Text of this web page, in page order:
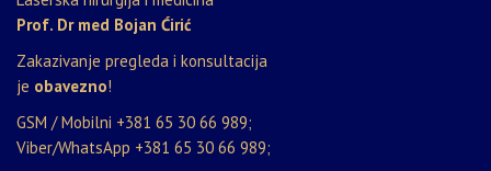
Prof. Dr med Bojan Ćirić
Zakazivanje pregleda i konsultacija
je obavezno!
GSM / Mobilni +381 65 30 66 989;
Viber/WhatsApp +381 65 30 66 989;